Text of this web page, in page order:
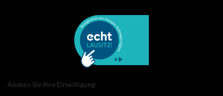
Ändern Sie Ihre Einwilligung